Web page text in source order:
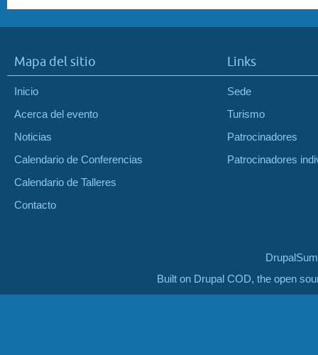
Mapa del sitio
Inicio
Acerca del evento
Noticias
Calendario de Conferencias
Calendario de Talleres
Contacto
Links
Sede
Turismo
Patrocinadores
Patrocinadores
Built on Drupal COD, the open